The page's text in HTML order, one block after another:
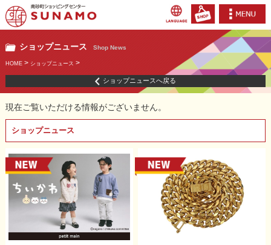
ショップニュース Shop News
HOME> ショップニュース >
ショップニュースへ戻る
現在ご覧いただける情報がございません。
ショップニュース